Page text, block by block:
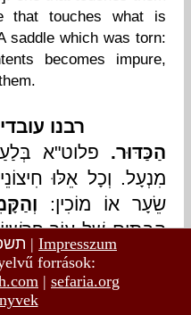
| Impresszum
források:
| sefaria.org